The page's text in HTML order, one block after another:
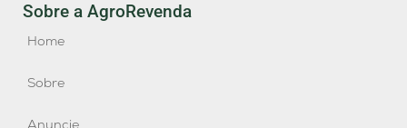
Sobre a AgroRevenda
Home
Sobre
Anuncie